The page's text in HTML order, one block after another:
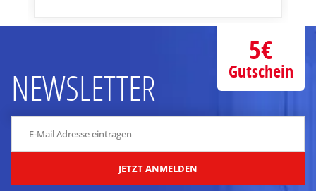
NEWSLETTER
JETZT ANMELDEN
5€
Gutschein